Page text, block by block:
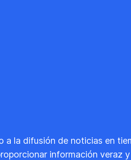
la difusión de noticias en
información veraz